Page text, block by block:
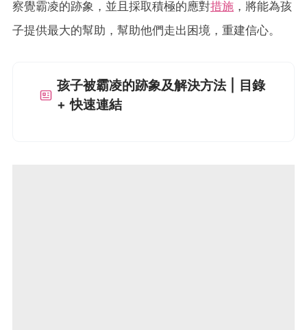
察覺霸凌的跡象，並且採取積極的應對措施 ，將能為孩
子提供最大的幫助，幫助他們走出困境，重建信心。
孩子被霸凌的跡象及解決方法 | 目錄
+ 快速連結